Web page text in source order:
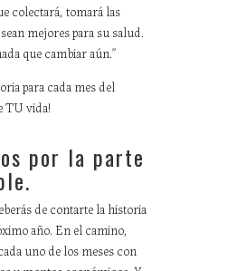
colectará, tomará las
mejores para su salud.
que cambiar aún.”
para cada mes del
TU vida!
por la parte
de contarte la historia
año. En el camino,
uno de los meses con